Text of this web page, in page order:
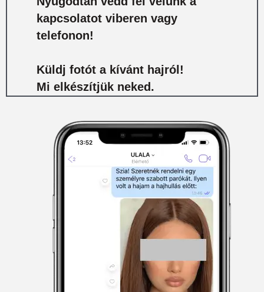
kapcsolatot viberen vagy
telefonon!
Küldj fotót a kívánt hajról!
Mi elkészítjük neked.